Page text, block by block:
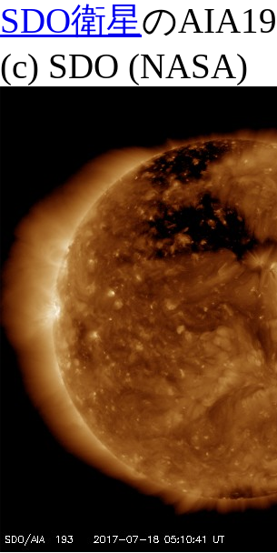
SDO衛星の
(c) SDO (NASA)